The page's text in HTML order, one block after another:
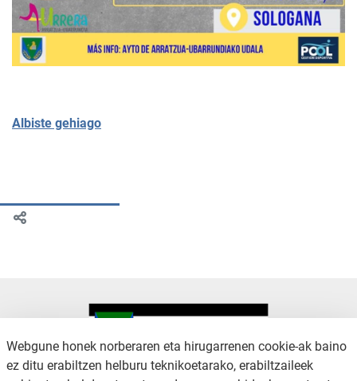
Albiste gehiago
Webgune honek norberaren eta hirugarrenen cookie-ak baino
ez ditu erabiltzen helburu teknikoetarako, erabiltzaileek